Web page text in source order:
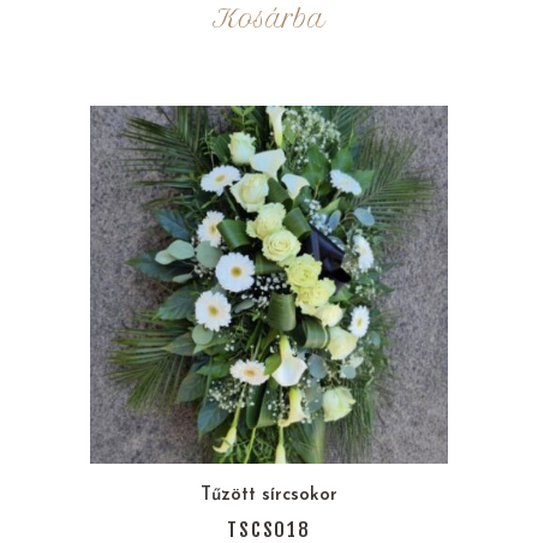
Kosárba
Tűzött sírcsokor
TSCS018